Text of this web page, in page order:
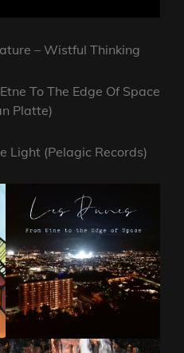
– Wistful Thinking
To The Edge Of Space
Platte)
Light (Pelagic Records)